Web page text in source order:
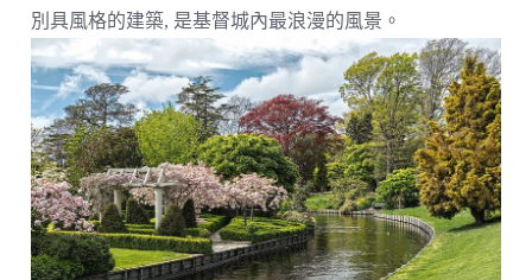
別具風格的建築, 是基督城內最浪漫的風景。